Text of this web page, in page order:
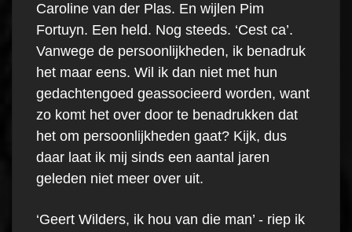
Caroline van der Plas. En wijlen Pim
Fortuyn. Een held. Nog steeds. ‘Cest ca’.
Vanwege de persoonlijkheden, ik benadruk
het maar eens. Wil ik dan niet met hun
gedachtengoed geassocieerd worden, want
zo komt het over door te benadrukken dat
het om persoonlijkheden gaat? Kijk, dus
daar laat ik mij sinds een aantal jaren
geleden niet meer over uit.
‘Geert Wilders, ik hou van die man’ - riep ik